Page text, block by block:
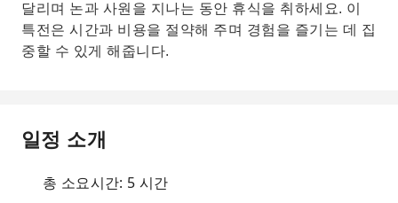
달리며 논과 사원을 지나는 동안 휴식을 취하세요. 이
특전은 시간과 비용을 절약해 주며 경험을 즐기는 데 집
중할 수 있게 해줍니다.
일정 소개
총 소요시간: 5 시간